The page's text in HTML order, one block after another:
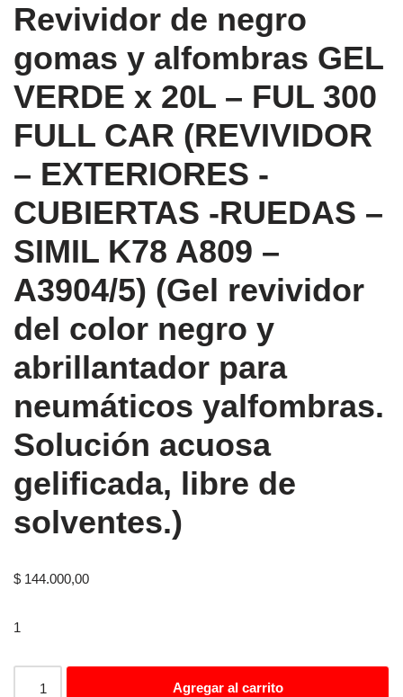
Revividor de negro
gomas y alfombras GEL
VERDE x 20L – FUL 300
FULL CAR (REVIVIDOR
– EXTERIORES -
CUBIERTAS -RUEDAS –
SIMIL K78 A809 –
A3904/5) (Gel revividor
del color negro y
abrillantador para
neumáticos yalfombras.
Solución acuosa
gelificada, libre de
solventes.)
$ 144.000,00
1
Agregar al carrito